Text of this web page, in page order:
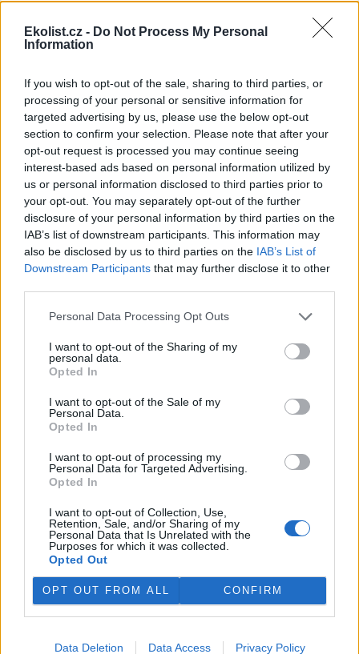
Ekolist.cz - Do Not Process My Personal
Information
If you wish to opt-out of the sale, sharing to third parties, or
processing of your personal or sensitive information for
targeted advertising by us, please use the below opt-out
section to confirm your selection. Please note that after your
opt-out request is processed you may continue seeing
interest-based ads based on personal information utilized by
us or personal information disclosed to third parties prior to
your opt-out. You may separately opt-out of the further
disclosure of your personal information by third parties on the
IAB’s list of downstream participants. This information may
also be disclosed by us to third parties on the IAB’s List of
Downstream Participants that may further disclose it to other
Personal Data Processing Opt Outs
I want to opt-out of the Sharing of my
personal data.
Opted In
I want to opt-out of the Sale of my
Personal Data.
Opted In
I want to opt-out of processing my
Personal Data for Targeted Advertising.
Opted In
I want to opt-out of Collection, Use,
Retention, Sale, and/or Sharing of my
Personal Data that Is Unrelated with the
Purposes for which it was collected.
Opted Out
OPT OUT FROM ALL CONFIRM
Data Deletion Data Access Privacy Policy
úřadu pro mořské dno (ISA),
kde měla své zastoupení i
jasně deklarovat, že snahy o nezákonnou hlubinnou těžbu
nebudou tolerovány.
Luboš Pavlovič: Veřejnost může do poloviny srpna
připomínkovat plavební kanál u Přelouče
3.8.2026
Diskuse: 16
Ministerstvo životního
prostředí oznámilo 14.
července 2026 zahájení
zjišťovacího řízení pro záměr
„Stupeň Přelouč II“ za asi 3,3
miliardy korun, který má prodloužit splavnost Labe o 23 kilometrů
do Pardubic. Veřejnost může své vyjádření k vlivům této stavby na
Kilian Kaminski: Evropa slibuje právo na opravu.
Budou ale opravy skutečně levnější?
Diskuse: 41
Členské státy nyní převádějí
legislativy. Podle společnosti
refurbed, evropským
marketplace s repasovanou elektronikou, však mohou i po
že pro spotřebitele bude stále výhodnější koupit nové zařízení.
Směrnice má přitom usnadnit opravy elektroniky i po skončení
záruční doby, zlepšit dostupnost náhradních dílů a zabránit
výrobcům, aby zásahy do zařízení zbytečně komplikovali nebo
znemožňovali. Nestanovuje však konkrétní cenový limit ani
způsob výpočtu ceny náhradních dílů a oprav.
31.7.2026